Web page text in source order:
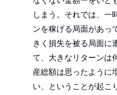
しまう。それでは、一
ンを稼げる局面があっ
きく損失を被る局面に
て、大きなリターンは
産総額は思ったように
い、ということが起こ